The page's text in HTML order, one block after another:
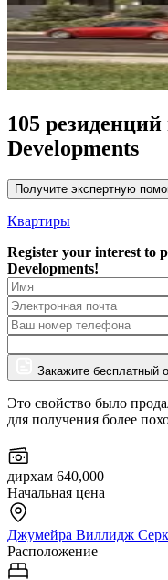
105
Developments
Получите экспертную
Квартиры
Register your interest to
Developments!
Закажите бесплатный
Это свойство было
для получения более
дирхам 640,000
Начальная цена
Джумейра Виллидж
Расположение